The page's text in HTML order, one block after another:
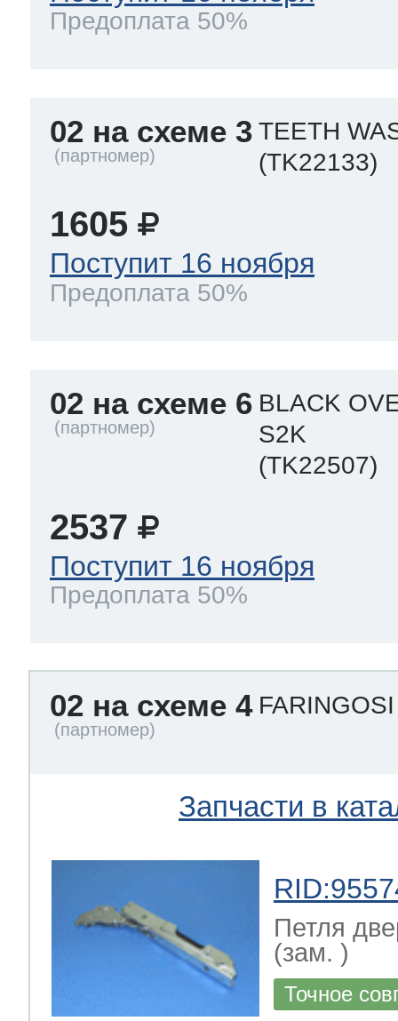
Предоплата 50%
02 на схеме 3 TEETH
(TK22133)
1605
Поступит 16 ноября
Предоплата 50%
02 на схеме 6 BLACK
S2K
(TK22507)
2537
Поступит 16 ноября
Предоплата 50%
02 на схеме 4
Запчасти в
Петля
(зам. )
Точное